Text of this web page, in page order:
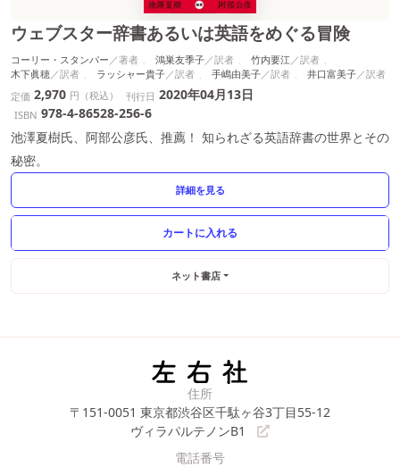
ウェブスター辞書あるいは英語をめぐる冒険
コーリー・スタンパー 鴻巣友季子
竹内要江
木下眞穂
ラッシャー貴子 手嶋由美子
井口富美子
定価 2,970 円（税込） 刊行日 2020年04月13日
ISBN 978-4-86528-256-6
池澤夏樹氏、阿部公彦氏、推薦！ 知られざる英語辞書の世界とその
秘密。
詳細を見る
ネット書店
住所
〒151-0051 東京都渋谷区千駄ヶ谷3丁目55-12
ヴィラパルテノンB1
電話番号